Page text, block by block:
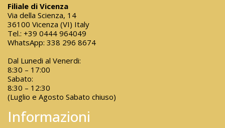
Filiale di Vicenza
Via della Scienza, 14
36100 Vicenza (VI) Italy
Tel.: +39 0444 964049
WhatsApp: 338 296 8674
Dal Lunedi al Venerdi:
8:30 – 17:00
Sabato:
8:30 – 12:30
(Luglio e Agosto Sabato chiuso)
Informazioni